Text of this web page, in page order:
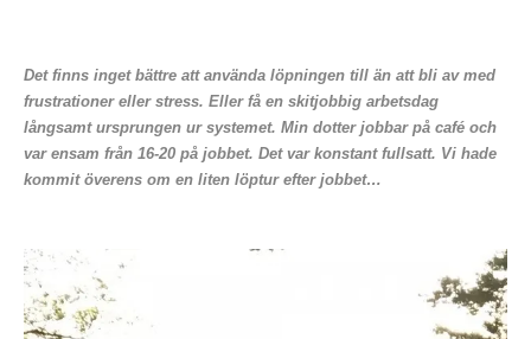
Det finns inget bättre att använda löpningen till än att bli av med
frustrationer eller stress. Eller få en skitjobbig arbetsdag
långsamt ursprungen ur systemet. Min dotter jobbar på café och
var ensam från 16-20 på jobbet. Det var konstant fullsatt. Vi hade
kommit överens om en liten löptur efter jobbet…